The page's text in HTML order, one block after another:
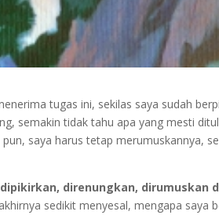
tugas ini, sekilas saya sudah
semakin tidak tahu apa yang mesti
saya harus tetap merumuskannya,
direnungkan, dirumuskan
sedikit menyesal, mengapa saya